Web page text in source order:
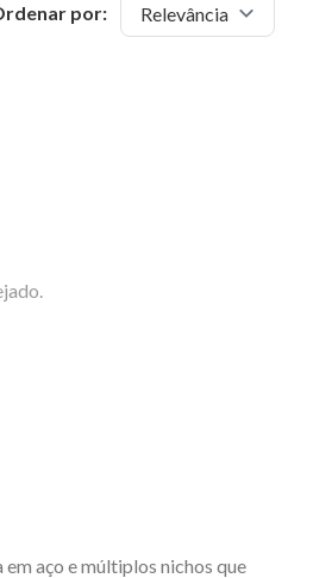
por: Relevância
aço e múltiplos nichos que